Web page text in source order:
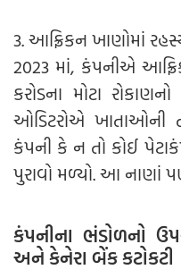
3. આફ્રિકન ખાણોમાં
2023 માં, કંપનીએ
કરોડના મોટા
ઓડિટરોએ ખાતાઓની
કંપની કે ન તો કોઈ
પુરાવો મળ્યો. આ નાણાં
કંપનીના ભંડોળનો
અને કેનેરા બેંક કટોકટી